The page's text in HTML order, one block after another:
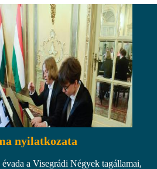
nyilatkozata
a Visegrádi Négyek tagállamai,